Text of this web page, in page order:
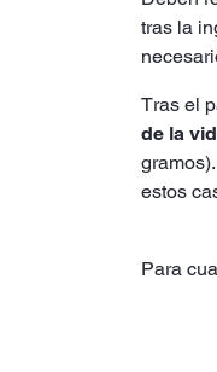
tras la
Tras el
de la
estos
Para